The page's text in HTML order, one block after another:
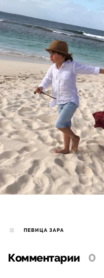
ПЕВИЦА ЗАРА
Комментарии 0